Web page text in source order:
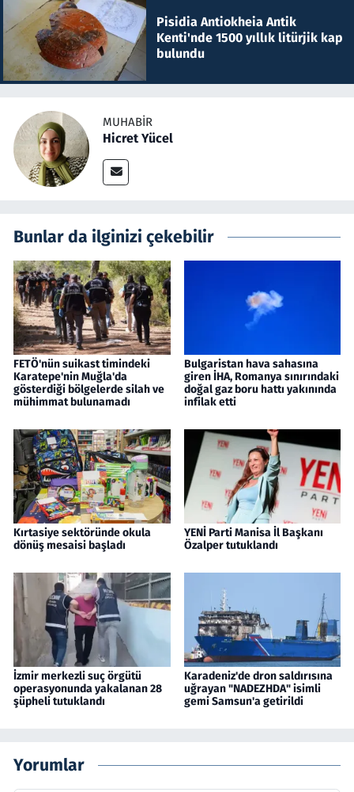
Pisidia Antiokheia Antik
Kenti'nde 1500 yıllık litürjik kap
bulundu
MUHABIR
Hicret Yücel
Bunlar da ilginizi çekebilir
FETÖ'nün suikast timindeki
Karatepe'nin Muğla'da
gösterdiği bölgelerde silah ve
mühimmat bulunamadı
Bulgaristan hava sahasına
giren İHA, Romanya sınırındaki
doğal gaz boru hattı yakınında
infilak etti
Kırtasiye sektöründe okula
dönüş mesaisi başladı
YENİ Parti Manisa İl Başkanı
Özalper tutuklandı
İzmir merkezli suç örgütü
operasyonunda yakalanan 28
şüpheli tutuklandı
Karadeniz'de dron saldırısına
uğrayan "NADEZHDA" isimli
gemi Samsun'a getirildi
Yorumlar